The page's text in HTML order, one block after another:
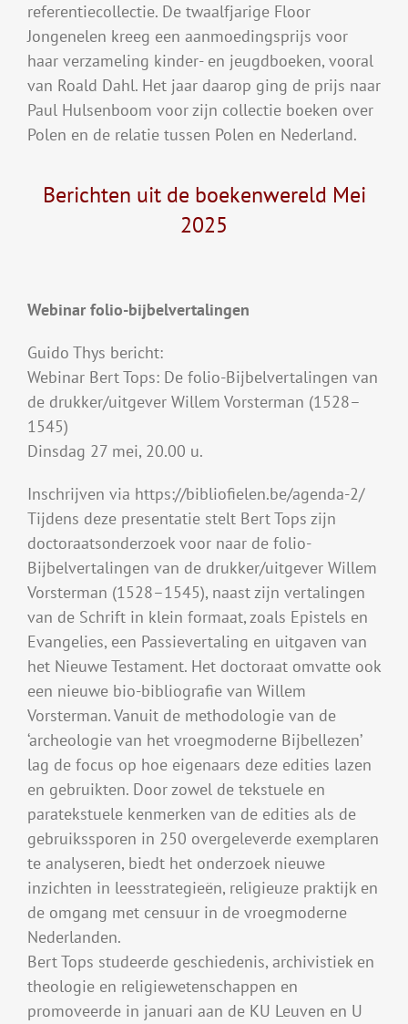
referentiecollectie. De twaalfjarige Floor
Jongenelen kreeg een aanmoedingsprijs voor
haar verzameling kinder- en jeugdboeken, vooral
van Roald Dahl. Het jaar daarop ging de prijs naar
Paul Hulsenboom voor zijn collectie boeken over
Polen en de relatie tussen Polen en Nederland.
Berichten uit de boekenwereld Mei
2025
Webinar folio-bijbelvertalingen
Guido Thys bericht:
Webinar Bert Tops: De folio-Bijbelvertalingen van
de drukker/uitgever Willem Vorsterman (1528–
1545)
Dinsdag 27 mei, 20.00 u.
Inschrijven via https://bibliofielen.be/agenda-2/
Tijdens deze presentatie stelt Bert Tops zijn
doctoraatsonderzoek voor naar de folio-
Bijbelvertalingen van de drukker/uitgever Willem
Vorsterman (1528–1545), naast zijn vertalingen
van de Schrift in klein formaat, zoals Epistels en
Evangelies, een Passievertaling en uitgaven van
het Nieuwe Testament. Het doctoraat omvatte ook
een nieuwe bio-bibliografie van Willem
Vorsterman. Vanuit de methodologie van de
‘archeologie van het vroegmoderne Bijbellezen’
lag de focus op hoe eigenaars deze edities lazen
en gebruikten. Door zowel de tekstuele en
paratekstuele kenmerken van de edities als de
gebruikssporen in 250 overgeleverde exemplaren
te analyseren, biedt het onderzoek nieuwe
inzichten in leesstrategieën, religieuze praktijk en
de omgang met censuur in de vroegmoderne
Nederlanden.
Bert Tops studeerde geschiedenis, archivistiek en
theologie en religiewetenschappen en
promoveerde in januari aan de KU Leuven en U